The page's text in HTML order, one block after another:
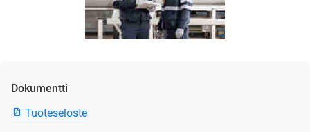
Dokumentti
Tuoteseloste